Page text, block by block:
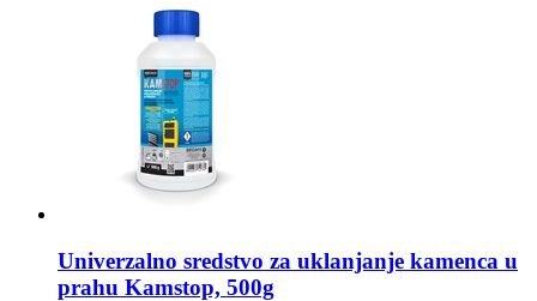
Univerzalno sredstvo za uklanjanje kamenca u
prahu Kamstop, 500g